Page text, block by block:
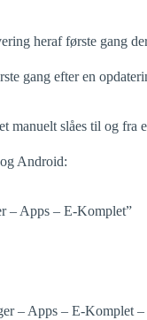
heraf første gang
gang efter en
manuelt slåes til og fra
Android:
– Apps – E-Komplet”
– Apps – E-Komplet –